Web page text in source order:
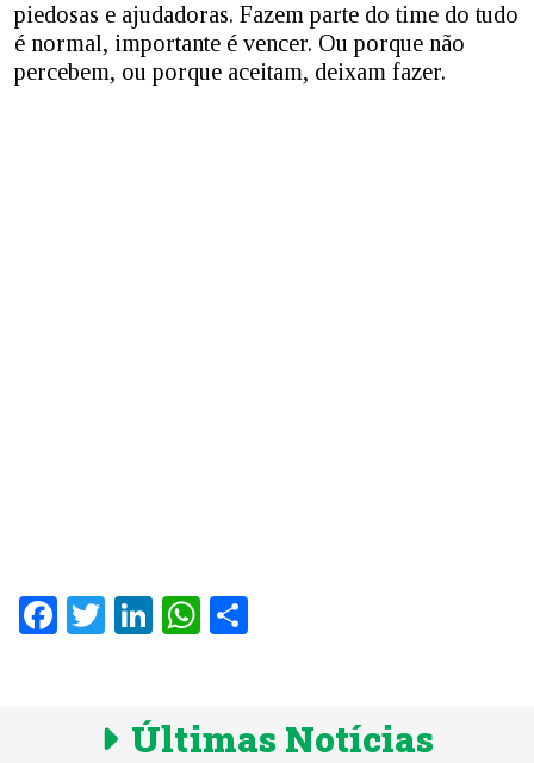
piedosas e ajudadoras. Fazem parte do time do tudo
é normal, importante é vencer. Ou porque não
percebem, ou porque aceitam, deixam fazer.
Facebook
TwitterLinkedInWhatsApp
Últimas Notícias